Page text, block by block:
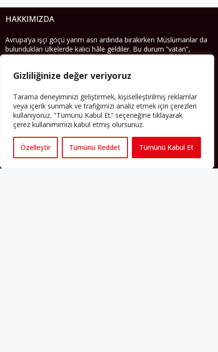
Gizliliğinize değer veriyoruz
Tarama deneyiminizi geliştirmek, kişiselleştirilmiş reklamlar
veya içerik sunmak ve trafiğimizi analiz etmek için çerezleri
kullanıyoruz. "Tümünü Kabul Et" seçeneğine tıklayarak
çerez kullanımımızı kabul etmiş olursunuz.
Özelleştir Tümünü Reddet Tümünü Kabul Et
HAKKIMIZDA
Avrupa’ya işçi göçü yarım asrı ardında bırakırken Müslümanlar da
bulundukları ülkelerde kalıcı hâle geldiler. Bu durum “vatan”,
cemaatin oluşması, hem yerleşik kültür ve siyasi düzen için, hem
Yazının devamı
PERSPEKTIF’I SOSYAL MEDYADA TAKIP EDEBILIRSINIZ